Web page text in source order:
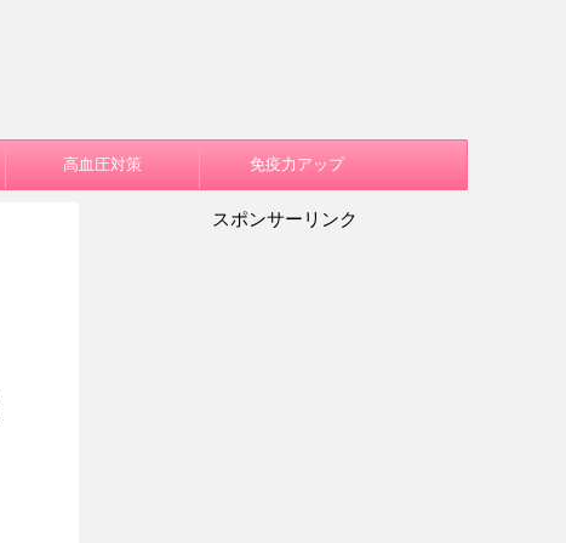
高血圧対策 免疫力アップ
スポンサーリンク